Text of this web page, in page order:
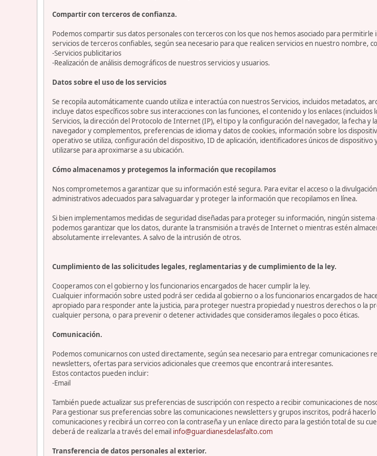
Compartir con terceros de confianza.
Podemos compartir sus datos personales con terceros con los que nos hemos asociado para
servicios de terceros confiables, según sea necesario para que realicen servicios en nuestro nombre,
-Servicios publicitarios
-Realización de análisis demográficos de nuestros servicios y usuarios.
Datos sobre el uso de los servicios
Se recopila automáticamente cuando utiliza e interactúa con nuestros Servicios, incluidos metadatos,
incluye datos específicos sobre sus interacciones con las funciones, el contenido y los enlaces
Servicios, la dirección del Protocolo de Internet (IP), el tipo y la configuración del navegador, la fecha
navegador y complementos, preferencias de idioma y datos de cookies, información sobre los
operativo se utiliza, configuración del dispositivo, ID de aplicación, identificadores únicos de
utilizarse para aproximarse a su ubicación.
Cómo almacenamos y protegemos la información que recopilamos
Nos comprometemos a garantizar que su información esté segura. Para evitar el acceso o la
administrativos adecuados para salvaguardar y proteger la información que recopilamos en línea.
Si bien implementamos medidas de seguridad diseñadas para proteger su información, ningún
podemos garantizar que los datos, durante la transmisión a través de Internet o mientras estén
absolutamente irrelevantes. A salvo de la intrusión de otros.
Cumplimiento de las solicitudes legales, reglamentarias y de cumplimiento de la ley.
Cooperamos con el gobierno y los funcionarios encargados de hacer cumplir la ley.
Cualquier información sobre usted podrá ser cedida al gobierno o a los funcionarios encargados de
apropiado para responder ante la justicia, para proteger nuestra propiedad y nuestros derechos o la
cualquier persona, o para prevenir o detener actividades que consideramos ilegales o poco éticas.
Comunicación.
Podemos comunicarnos con usted directamente, según sea necesario para entregar comunicaciones
newsletters, ofertas para servicios adicionales que creemos que encontrará interesantes.
Estos contactos pueden incluir:
-Email
También puede actualizar sus preferencias de suscripción con respecto a recibir comunicaciones de
Para gestionar sus preferencias sobre las comunicaciones newsletters y grupos inscritos, podrá
comunicaciones y recibirá un correo con la contraseña y un enlace directo para la gestión total de su
deberá de realizarla a través del email info@guardianesdelasfalto.com
Transferencia de datos personales al exterior.